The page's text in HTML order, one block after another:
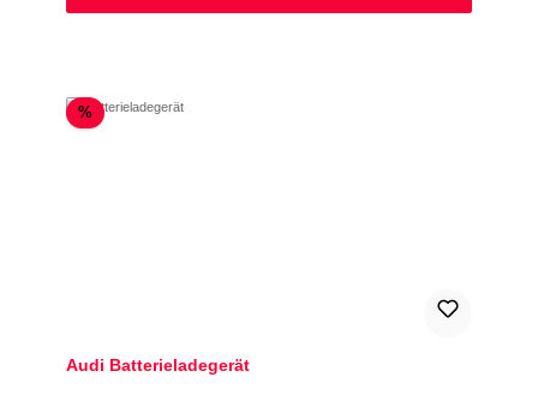
%Rabatt
Audi Batterieladegerät